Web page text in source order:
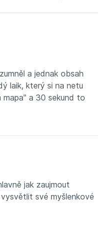
a jednak obsah
laik, který si na netu
mapa" a 30 sekund to
jak zaujmout
své myšlenkové